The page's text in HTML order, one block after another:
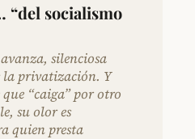
“del socialismo
silenciosa
la privatización. Y
“caiga” por otro
su olor es
quien presta